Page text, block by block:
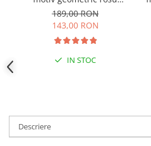
Ernestina 03
189,00 RON
143,00 RON
IN STOC
Descriere